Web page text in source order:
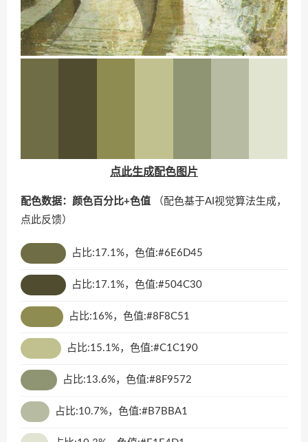
点此生成配色图片
配色数据：颜色百分比+色值 （配色基于AI视觉算法生成，
点此反馈）
占比:17.1%，色值:#6E6D45
占比:17.1%，色值:#504C30
占比:16%，色值:#8F8C51
占比:15.1%，色值:#C1C190
占比:13.6%，色值:#8F9572
占比:10.7%，色值:#B7BBA1